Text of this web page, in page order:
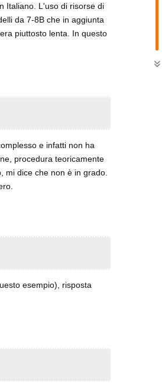
Italiano. L'uso di risorse di
da 7-8B che in aggiunta
piuttosto lenta. In questo
e infatti non ha
procedura teoricamente
mi dice che non è in grado.
esempio), risposta